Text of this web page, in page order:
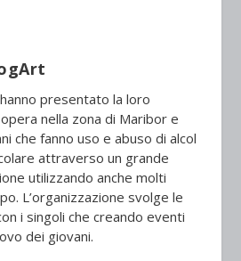
presentato la loro
nella zona di Maribor e
che fanno uso e abuso di alcol
attraverso un grande
utilizzando anche molti
L’organizzazione svolge le
i singoli che creando eventi
dei giovani.